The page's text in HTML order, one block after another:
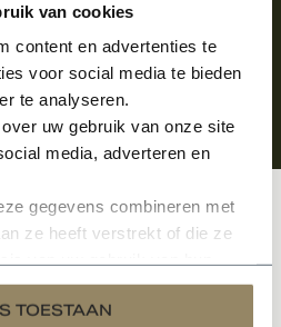
van cookies
content en advertenties te
voor social media te bieden
te analyseren.
uw gebruik van onze site
media, adverteren en
gegevens combineren met
ze heeft verstrekt of die ze
TOESTAAN